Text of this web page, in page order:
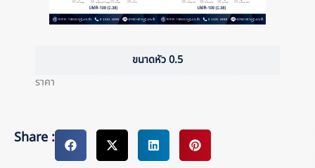
ขนาดหัว 0.5
ราคา
Share :